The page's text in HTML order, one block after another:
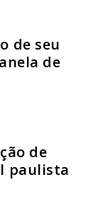
de seu
de
de
paulista